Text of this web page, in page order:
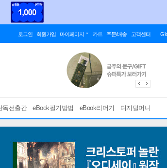
로그인 회원가입 마이페이지 카트 주문/배송 고객센터
독선출간 eBook필기방법 eBook리더기 디지털머니